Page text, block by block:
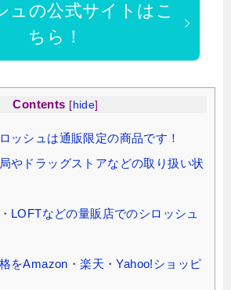
ュの公式サイトはこ
ちら！
Contents [ hide]
ッシュは通販限定の商品です！
やドラッグストアなどの取り扱い状
LOFTなどの量販店でのシロッシュ
をAmazon・楽天・Yahoo!ショッピ